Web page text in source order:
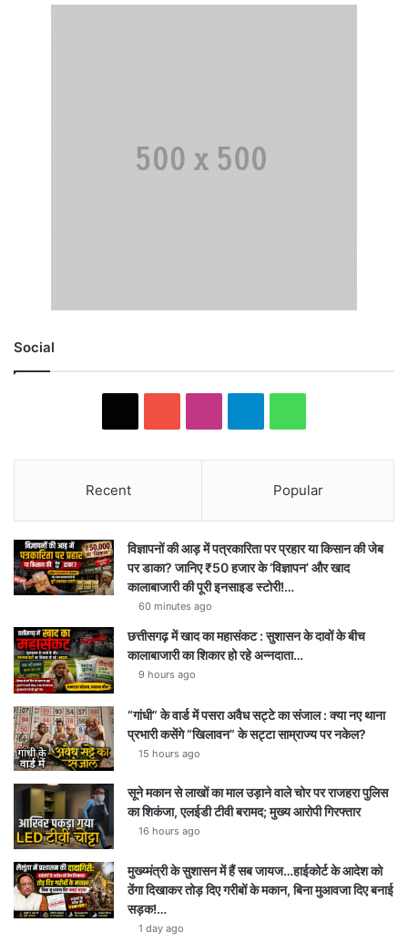
Social
Recent Popular
विज्ञापनों की आड़ में पत्रकारिता पर प्रहार या किसान की जेब
पर डाका? जानिए ₹50 हजार के ‘विज्ञापन’ और खाद
कालाबाजारी की पूरी इनसाइड स्टोरी!…
60 minutes ago
छत्तीसगढ़ में खाद का महासंकट : सुशासन के दावों के बीच
कालाबाजारी का शिकार हो रहे अन्नदाता…
9 hours ago
“गांधी” के वार्ड में पसरा अवैध सट्टे का संजाल : क्या नए थाना
प्रभारी कसेंगे “खिलावन” के सट्टा साम्राज्य पर नकेल?
15 hours ago
सूने मकान से लाखों का माल उड़ाने वाले चोर पर राजहरा पुलिस
का शिकंजा, एलईडी टीवी बरामद; मुख्य आरोपी गिरफ्तार
16 hours ago
मुख्य्मंत्री के सुशासन में हैं सब जायज…हाईकोर्ट के आदेश को
ठेंगा दिखाकर तोड़ दिए गरीबों के मकान, बिना मुआवजा दिए बनाई
सड़क!…
1 day ago